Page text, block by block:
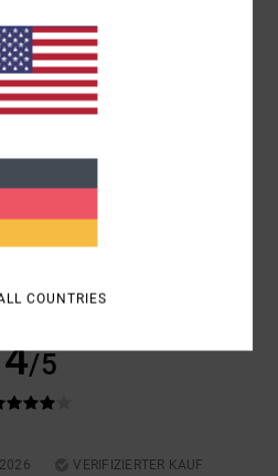
5/5
VERHÄLTNIS
4/5
VERIFIZIERTER KAUF
COUNTRIES